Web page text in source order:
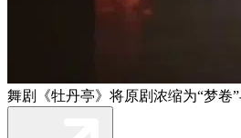
舞剧《牡丹亭》将原剧浓缩为“梦卷